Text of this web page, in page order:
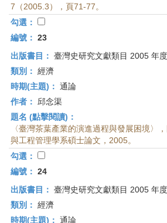
7（2005.3），頁71-77。
勾選：
編號： 23
出版書目： 臺灣史研究文獻類目 2005 年度
類別： 經濟
時期(主題)： 通論
作者：
邱念渠
題名 (點擊閱讀)：
〈臺灣茶葉產業的演進過程與發展困境〉
與工程管理學系碩士論文，2005。
勾選：
編號： 24
出版書目： 臺灣史研究文獻類目 2005 年度
類別： 經濟
時期(主題)： 通論